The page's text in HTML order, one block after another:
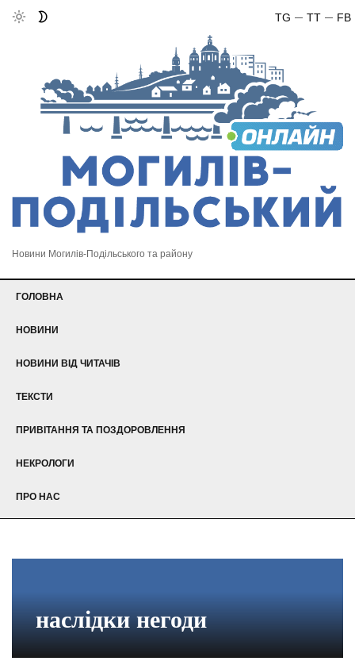
FB
TT
TG
Новини Могилів-Подільського та району
ГОЛОВНА
НОВИНИ
НОВИНИ ВІД ЧИТАЧІВ
ТЕКСТИ
ПРИВІТАННЯ ТА ПОЗДОРОВЛЕННЯ
НЕКРОЛОГИ
ПРО НАС
наслідки негоди